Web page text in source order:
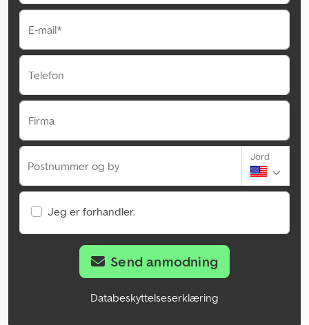
E-mail*
Telefon
Firma
Postnummer og by
Jord
Jeg er forhandler.
Send anmodning
Databeskyttelseserklæring